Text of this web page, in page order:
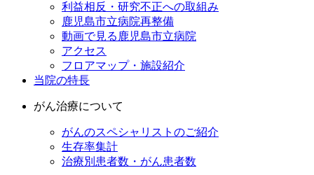
利益相反・研究不正への取組み
鹿児島市立病院再整備
動画で見る鹿児島市立病院
アクセス
フロアマップ・施設紹介
当院の特長
がん治療について
がんのスペシャリストのご紹介
生存率集計
治療別患者数・がん患者数